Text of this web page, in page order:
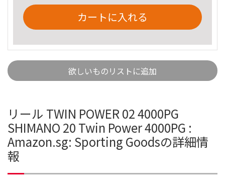
カートに入れる
欲しいものリストに追加
リール TWIN POWER 02 4000PG
SHIMANO 20 Twin Power 4000PG :
Amazon.sg: Sporting Goodsの詳細情
報